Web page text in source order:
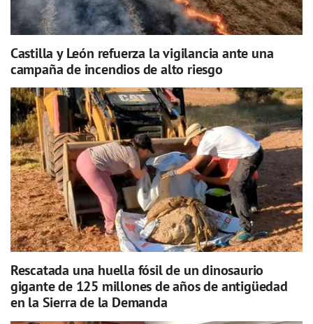
Castilla y León refuerza la vigilancia ante una
campaña de incendios de alto riesgo
Rescatada una huella fósil de un dinosaurio
gigante de 125 millones de años de antigüedad
en la Sierra de la Demanda